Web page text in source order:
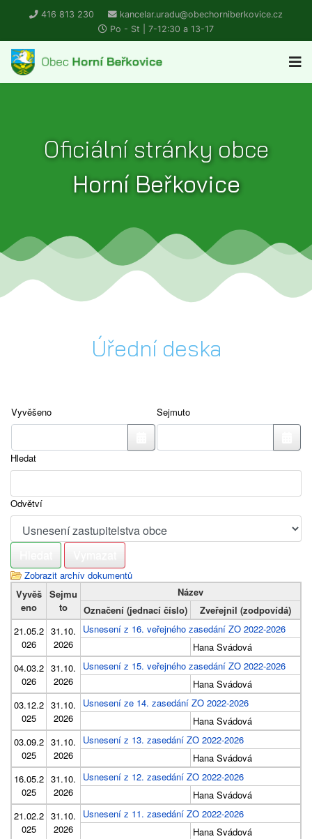
416 813 230
kancelar.uradu@obechorniberkovice.cz
Po - St | 7-12:30 a 13-17
Oficiální stránky obce
Horní Beřkovice
Úřední deska
Vyvěšeno Sejmuto
Hledat
Odvětví
Zobrazit archív dokumentů
Vyvěš
eno
Sejmu
to
Název
Označení (jednací číslo)
Zveřejnil (zodpovídá)
21.05.2
026
31.10.
2026
Usnesení z 16. veřejného zasedání ZO 2022-2026
Hana Svádová
04.03.2
026
31.10.
2026
Usnesení z 15. veřejného zasedání ZO 2022-2026
Hana Svádová
03.12.2
025
31.10.
2026
Usnesení ze 14. zasedání ZO 2022-2026
Hana Svádová
03.09.2
025
31.10.
2026
Usnesení z 13. zasedání ZO 2022-2026
Hana Svádová
16.05.2
025
31.10.
2026
Usnesení z 12. zasedání ZO 2022-2026
Hana Svádová
21.02.2
025
31.10.
2026
Usnesení z 11. zasedání ZO 2022-2026
Hana Svádová